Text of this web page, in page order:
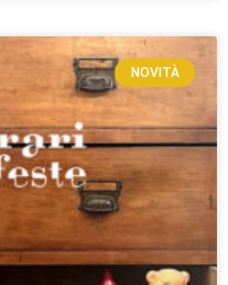
NOVITÀ